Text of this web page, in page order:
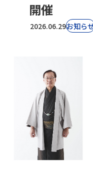
開催
2026.06.29お知ら